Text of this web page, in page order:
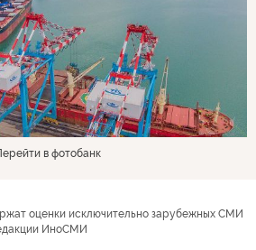
в фотобанк
оценки исключительно зарубежных СМИ
ИноСМИ